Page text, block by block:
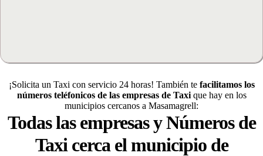
¡Solicita un Taxi con servicio 24 horas! También tefacilitamos los
números teléfonicos de las empresas de Taxi que hay en los
municipios cercanos a Masamagrell:
Todas las empresas y Números de
Taxi cerca el municipio de